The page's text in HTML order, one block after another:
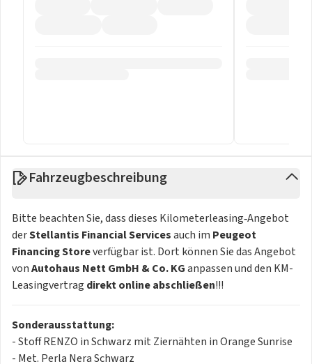
Fahrzeugbeschreibung
Bitte beachten Sie, dass dieses Kilometerleasing‑Angebot
derStellantis Financial Servicesauch im Peugeot
Financing Storeverfügbar ist. Dort können Sie das Angebot
vonAutohaus Nett GmbH & Co. KGanpassen und den KM-
Leasingvertrag direkt online abschließen!!!
Sonderausstattung:
- Stoff RENZO in Schwarz mit Ziernähten in Orange Sunrise
- Met. Perla Nera Schwarz